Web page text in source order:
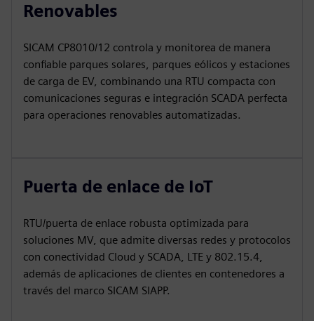
Renovables
SICAM CP8010/12 controla y monitorea de manera
confiable parques solares, parques eólicos y estaciones
de carga de EV, combinando una RTU compacta con
comunicaciones seguras e integración SCADA perfecta
para operaciones renovables automatizadas.
Puerta de enlace de IoT
RTU/puerta de enlace robusta optimizada para
soluciones MV, que admite diversas redes y protocolos
con conectividad Cloud y SCADA, LTE y 802.15.4,
además de aplicaciones de clientes en contenedores a
través del marco SICAM SIAPP.